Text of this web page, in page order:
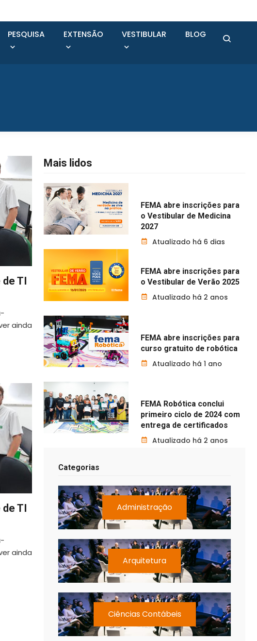
PESQUISA EXTENSÃO VESTIBULAR BLOG
TI
ainda
TI
ainda
Mais lidos
FEMA abre inscrições para
o Vestibular de Medicina
2027
Atualizado há 6 dias
FEMA abre inscrições para
o Vestibular de Verão 2025
Atualizado há 2 anos
FEMA abre inscrições para
curso gratuito de robótica
Atualizado há 1 ano
FEMA Robótica conclui
primeiro ciclo de 2024 com
entrega de certificados
Atualizado há 2 anos
Categorias
Administração
Arquitetura
Ciências Contábeis